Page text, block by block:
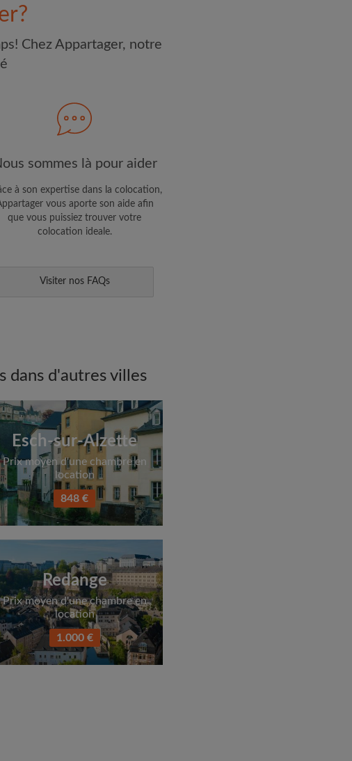
pris connaissance de la
des offres exclusives et des mises à
mail
Chez Appartager, notre
sommes là pour aider
à son expertise dans la colocation,
vous aporte son aide afin
que vous puissiez trouver votre
colocation ideale.
Visiter nos FAQs
dans d'autres villes
Esch-sur-Alzette
Prix moyen d'une chambre en
location
848 €
Redange
Prix moyen d'une chambre en
location
1.000 €